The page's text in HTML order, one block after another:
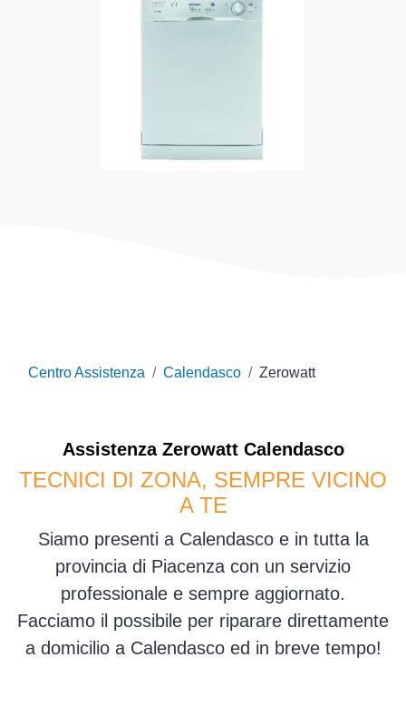
Centro Assistenza Calendasco Zerowatt
Assistenza ZerowattCalendasco
TECNICI DI ZONA, SEMPRE VICINO
A TE
Siamo presenti a Calendasco e in tutta la
provincia di Piacenza con un servizio
professionale e sempre aggiornato.
Facciamo il possibile per riparare direttamente
a domicilio a Calendasco ed in breve tempo!